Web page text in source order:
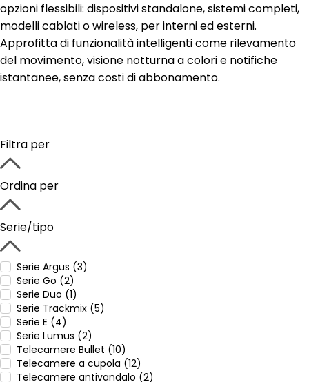
opzioni flessibili: dispositivi standalone, sistemi completi,
modelli cablati o wireless, per interni ed esterni.
Approfitta di funzionalità intelligenti come rilevamento
del movimento, visione notturna a colori e notifiche
istantanee, senza costi di abbonamento.
Filtra per
Ordina per
Serie/tipo
Serie Argus (3)
Serie Go (2)
Serie Duo (1)
Serie Trackmix (5)
Serie E (4)
Serie Lumus (2)
Telecamere Bullet (10)
Telecamere a cupola (12)
Telecamere antivandalo (2)